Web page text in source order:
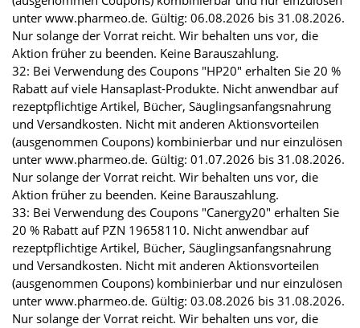
unter www.pharmeo.de. Gültig: 06.08.2026 bis 31.08.2026.
Nur solange der Vorrat reicht. Wir behalten uns vor, die
Aktion früher zu beenden. Keine Barauszahlung.
32: Bei Verwendung des Coupons "HP20" erhalten Sie 20 %
Rabatt auf viele Hansaplast-Produkte. Nicht anwendbar auf
rezeptpflichtige Artikel, Bücher, Säuglingsanfangsnahrung
und Versandkosten. Nicht mit anderen Aktionsvorteilen
(ausgenommen Coupons) kombinierbar und nur einzulösen
unter www.pharmeo.de. Gültig: 01.07.2026 bis 31.08.2026.
Nur solange der Vorrat reicht. Wir behalten uns vor, die
Aktion früher zu beenden. Keine Barauszahlung.
33: Bei Verwendung des Coupons "Canergy20" erhalten Sie
20 % Rabatt auf PZN 19658110. Nicht anwendbar auf
rezeptpflichtige Artikel, Bücher, Säuglingsanfangsnahrung
und Versandkosten. Nicht mit anderen Aktionsvorteilen
(ausgenommen Coupons) kombinierbar und nur einzulösen
unter www.pharmeo.de. Gültig: 03.08.2026 bis 31.08.2026.
Nur solange der Vorrat reicht. Wir behalten uns vor, die